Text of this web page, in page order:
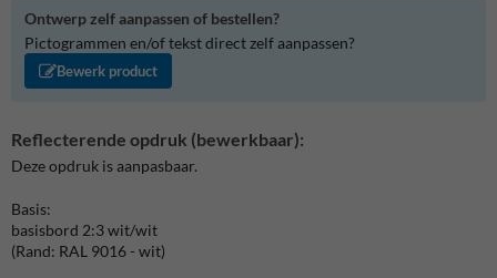
Ontwerp zelf aanpassen of bestellen?
Pictogrammen en/of tekst direct zelf aanpassen?
Bewerk product
Reflecterende opdruk (bewerkbaar):
Deze opdruk is aanpasbaar.
Basis:
basisbord 2:3 wit/wit
(Rand: RAL 9016 - wit)